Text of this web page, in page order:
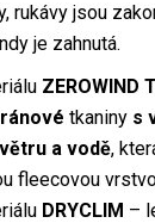
rukávy jsou
je zahnutá.
ZEROWIND
tkaniny s
a vodě,
fleecovou
DRYCLIM –